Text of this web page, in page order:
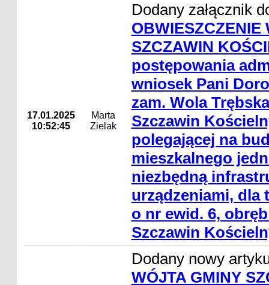
17.01.2025
10:52:45
Marta
Zielak
Dodany załącznik
OBWIESZCZENIE
SZCZAWIN
postępowania
wniosek Pani
zam. Wola
Szczawin
polegającej na
mieszkalnego
niezbędną
urządzeniami, dla
o nr ewid. 6,
Szczawin
Dodany nowy
WÓJTA GMINY